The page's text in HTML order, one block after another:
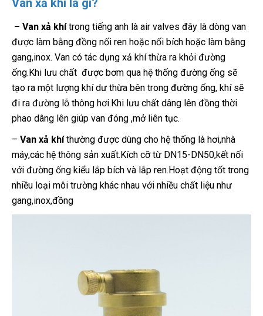
Van xả khí là gì?
– Van xả khítrong tiếng anh là air valves đây là dòng van
được làm bằng đồng nối ren hoặc nối bích hoặc làm bằng
gang,inox. Van có tác dụng xả khí thừa ra khỏi đường
ống.Khi lưu chất được bơm qua hệ thống đường ống sẽ
tạo ra một lượng khí dư thừa bên trong đường ống, khí sẽ
đi ra đường lỗ thông hơi.Khi lưu chất dâng lên đồng thời
phao dâng lên giúp van đóng ,mở liên tục.
– Van xả khíthường được dùng cho hệ thống là hơi,nhà
máy,các hệ thông sản xuất.Kích cỡ từ DN15-DN50,kết nối
với đường ống kiểu lắp bích và lắp ren.Hoạt động tốt trong
nhiều loại môi trường khác nhau với nhiều chất liệu như
gang,inox,đồng